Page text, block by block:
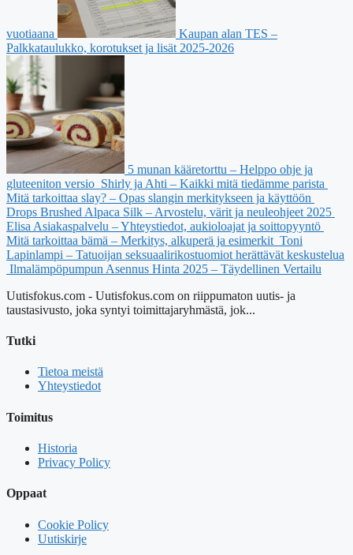
vuotiaana
Kaupan alan TES –
Palkkataulukko, korotukset ja lisät 2025-2026
5 munan kääretorttu – Helppo ohje ja
gluteeniton versio Shirly ja Ahti – Kaikki mitä tiedämme parista
Mitä tarkoittaa slay? – Opas slangin merkitykseen ja käyttöön
Drops Brushed Alpaca Silk – Arvostelu, värit ja neuleohjeet 2025
Elisa Asiakaspalvelu – Yhteystiedot, aukioloajat ja soittopyyntö
Mitä tarkoittaa bämä – Merkitys, alkuperä ja esimerkit Toni
Lapinlampi – Tatuoijan seksuaalirikostuomiot herättävät keskustelua
Ilmalämpöpumpun Asennus Hinta 2025 – Täydellinen Vertailu
Uutisfokus.com - Uutisfokus.com on riippumaton uutis- ja
taustasivusto, joka syntyi toimittajaryhmästä, jok...
Tutki
Tietoa meistä
Yhteystiedot
Toimitus
Historia
Privacy Policy
Oppaat
Cookie Policy
Uutiskirje